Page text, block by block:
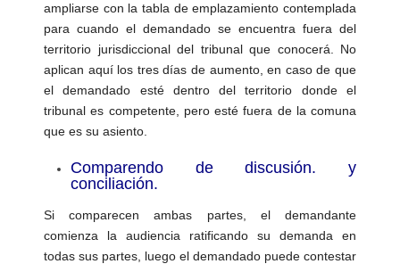
ampliarse con la tabla de emplazamiento contemplada
para cuando el demandado se encuentra fuera del
territorio jurisdiccional del tribunal que conocerá. No
aplican aquí los tres días de aumento, en caso de que
el demandado esté dentro del territorio donde el
tribunal es competente, pero esté fuera de la comuna
que es su asiento.
Comparendo de discusión. y
conciliación.
Si comparecen ambas partes, el demandante
comienza la audiencia ratificando su demanda en
todas sus partes, luego el demandado puede contestar